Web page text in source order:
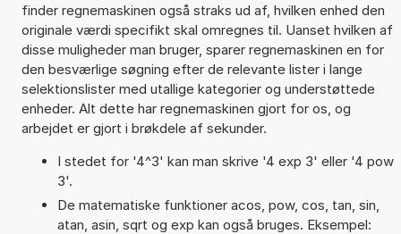
finder regnemaskinen også straks ud af, hvilken enhed den
originale værdi specifikt skal omregnes til. Uanset hvilken af
disse muligheder man bruger, sparer regnemaskinen en for
den besværlige søgning efter de relevante lister i lange
selektionslister med utallige kategorier og understøttede
enheder. Alt dette har regnemaskinen gjort for os, og
arbejdet er gjort i brøkdele af sekunder.
I stedet for '4^3' kan man skrive '4 exp 3' eller '4 pow
3'.
De matematiske funktioner acos, pow, cos, tan, sin,
atan, asin, sqrt og exp kan også bruges. Eksempel: